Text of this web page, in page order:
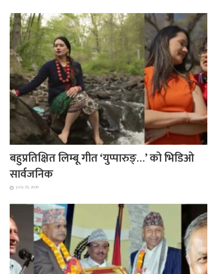
बहुप्रतिक्षित लिम्बू गीत ‘युप्पारुङ्…’ को भिडिओ
सार्वजनिक
July 25, 2026